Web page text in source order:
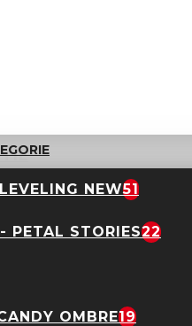
NEW51
PETAL STORIES22
OMBRE19